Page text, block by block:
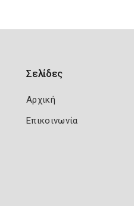
Σελίδες
Αρχική
Επικοινωνία